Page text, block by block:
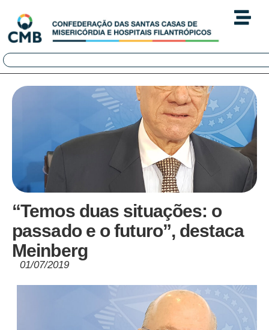
“Temos duas situações: o
passado e o futuro”, destaca
Meinberg
01/07/2019